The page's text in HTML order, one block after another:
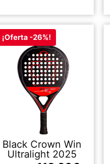
¡Oferta -26%!
Black Crown Win
Ultralight 2025